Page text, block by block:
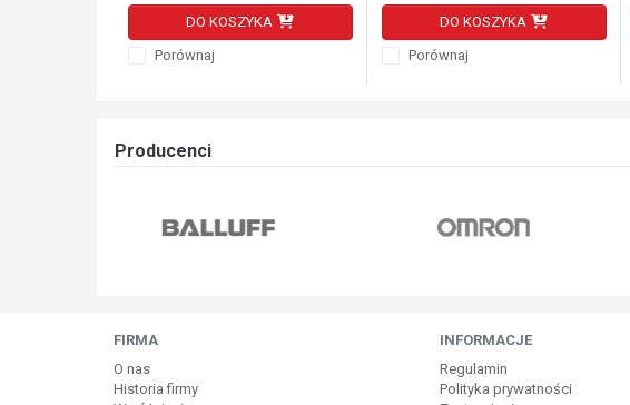
DO KOSZYKA
Porównaj
DO KOSZYKA
Porównaj
Producenci
FIRMA
O nas
Historia firmy
INFORMACJE
Regulamin
Polityka prywatności